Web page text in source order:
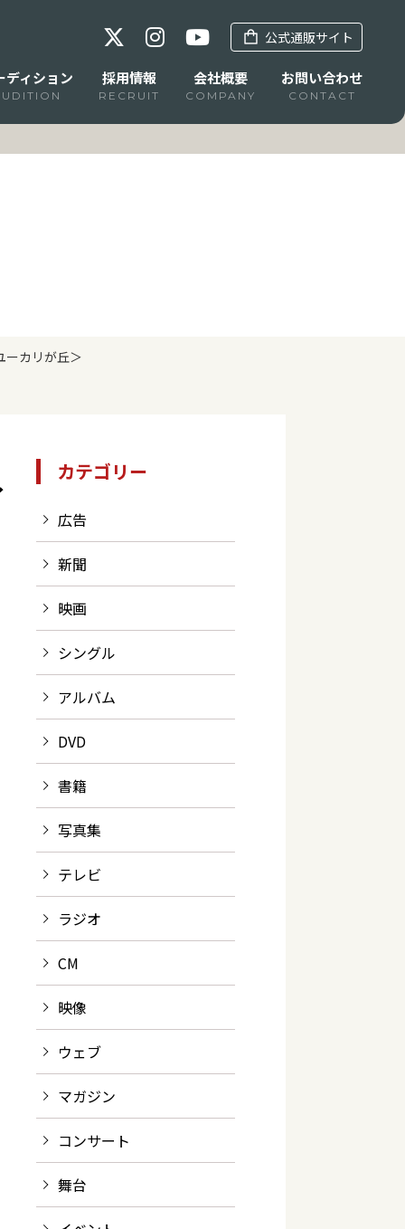
公式通販サイト
ディション 採用情報
RECRUIT
会社概要
COMPANY
お問い合わせ
CONTACT
ーカリが丘＞
カテゴリー
広告
新聞
映画
シングル
アルバム
DVD
書籍
写真集
テレビ
ラジオ
CM
映像
ウェブ
マガジン
コンサート
舞台